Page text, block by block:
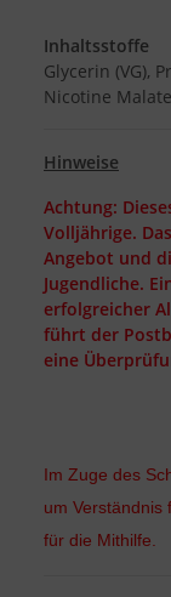
Inhaltsstoffe
Glycerin (VG),
Nicotine Malate
Hinweise
Achtung:
Volljährige.
Angebot und
Jugendliche.
erfolgreicher
führt der
eine
Im Zuge des
um Verständnis
für die Mithilfe.